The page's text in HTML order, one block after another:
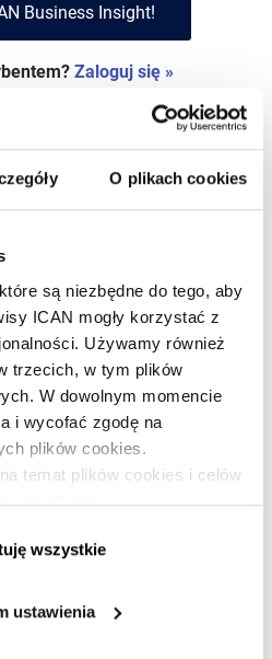
O plikach cookies
są niezbędne do tego, aby
ICAN mogły korzystać z
Używamy również
trzecich, w tym plików
W dowolnym momencie
i wycofać zgodę na
plików cookies.
temat plików cookies i celów
na stronie
wszystkie
ustawienia
Business Insight!
Zaloguj się »
Krauze
chcą być